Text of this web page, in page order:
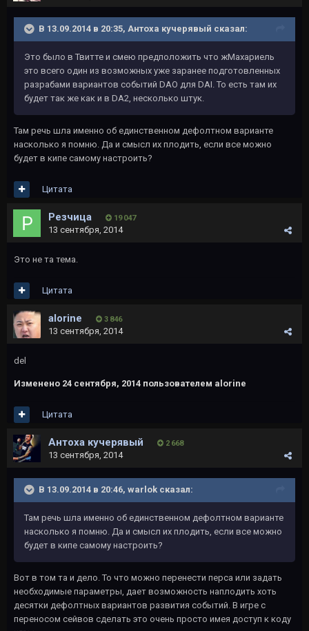
В 13.09.2014 в 20:35, Антоха кучерявый сказал:
Это было в Твитте и смею предположить что жМахариель
это всего один из возможных уже заранее подготовленных
разрабами вариантов событий DAO для DAI. То есть там их
будет так же как и в DA2, несколько штук.
Там речь шла именно об единственном дефолтном варианте
насколько я помню. Да и смысл их плодить, если все можно
будет в кипе самому настроить?
Цитата
Резчица 19 047
13 сентября, 2014
Это не та тема.
Цитата
alorine 3 846
13 сентября, 2014
del
Изменено 24 сентября, 2014 пользователем alorine
Цитата
Антоха кучерявый 2 668
13 сентября, 2014
В 13.09.2014 в 20:46, warlok сказал:
Там речь шла именно об единственном дефолтном варианте
насколько я помню. Да и смысл их плодить, если все можно
будет в кипе самому настроить?
Вот в том та и дело. То что можно перенести перса или задать
необходимые параметры, дает возможность наплодить хоть
десятки дефолтных вариантов развития событий. В игре с
переносом сейвов сделать это очень просто имея доступ к коду